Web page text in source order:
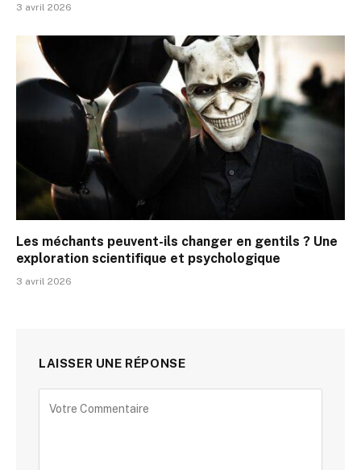
3 avril 2026
Les méchants peuvent-ils changer en gentils ? Une
exploration scientifique et psychologique
3 avril 2026
LAISSER UNE RÉPONSE